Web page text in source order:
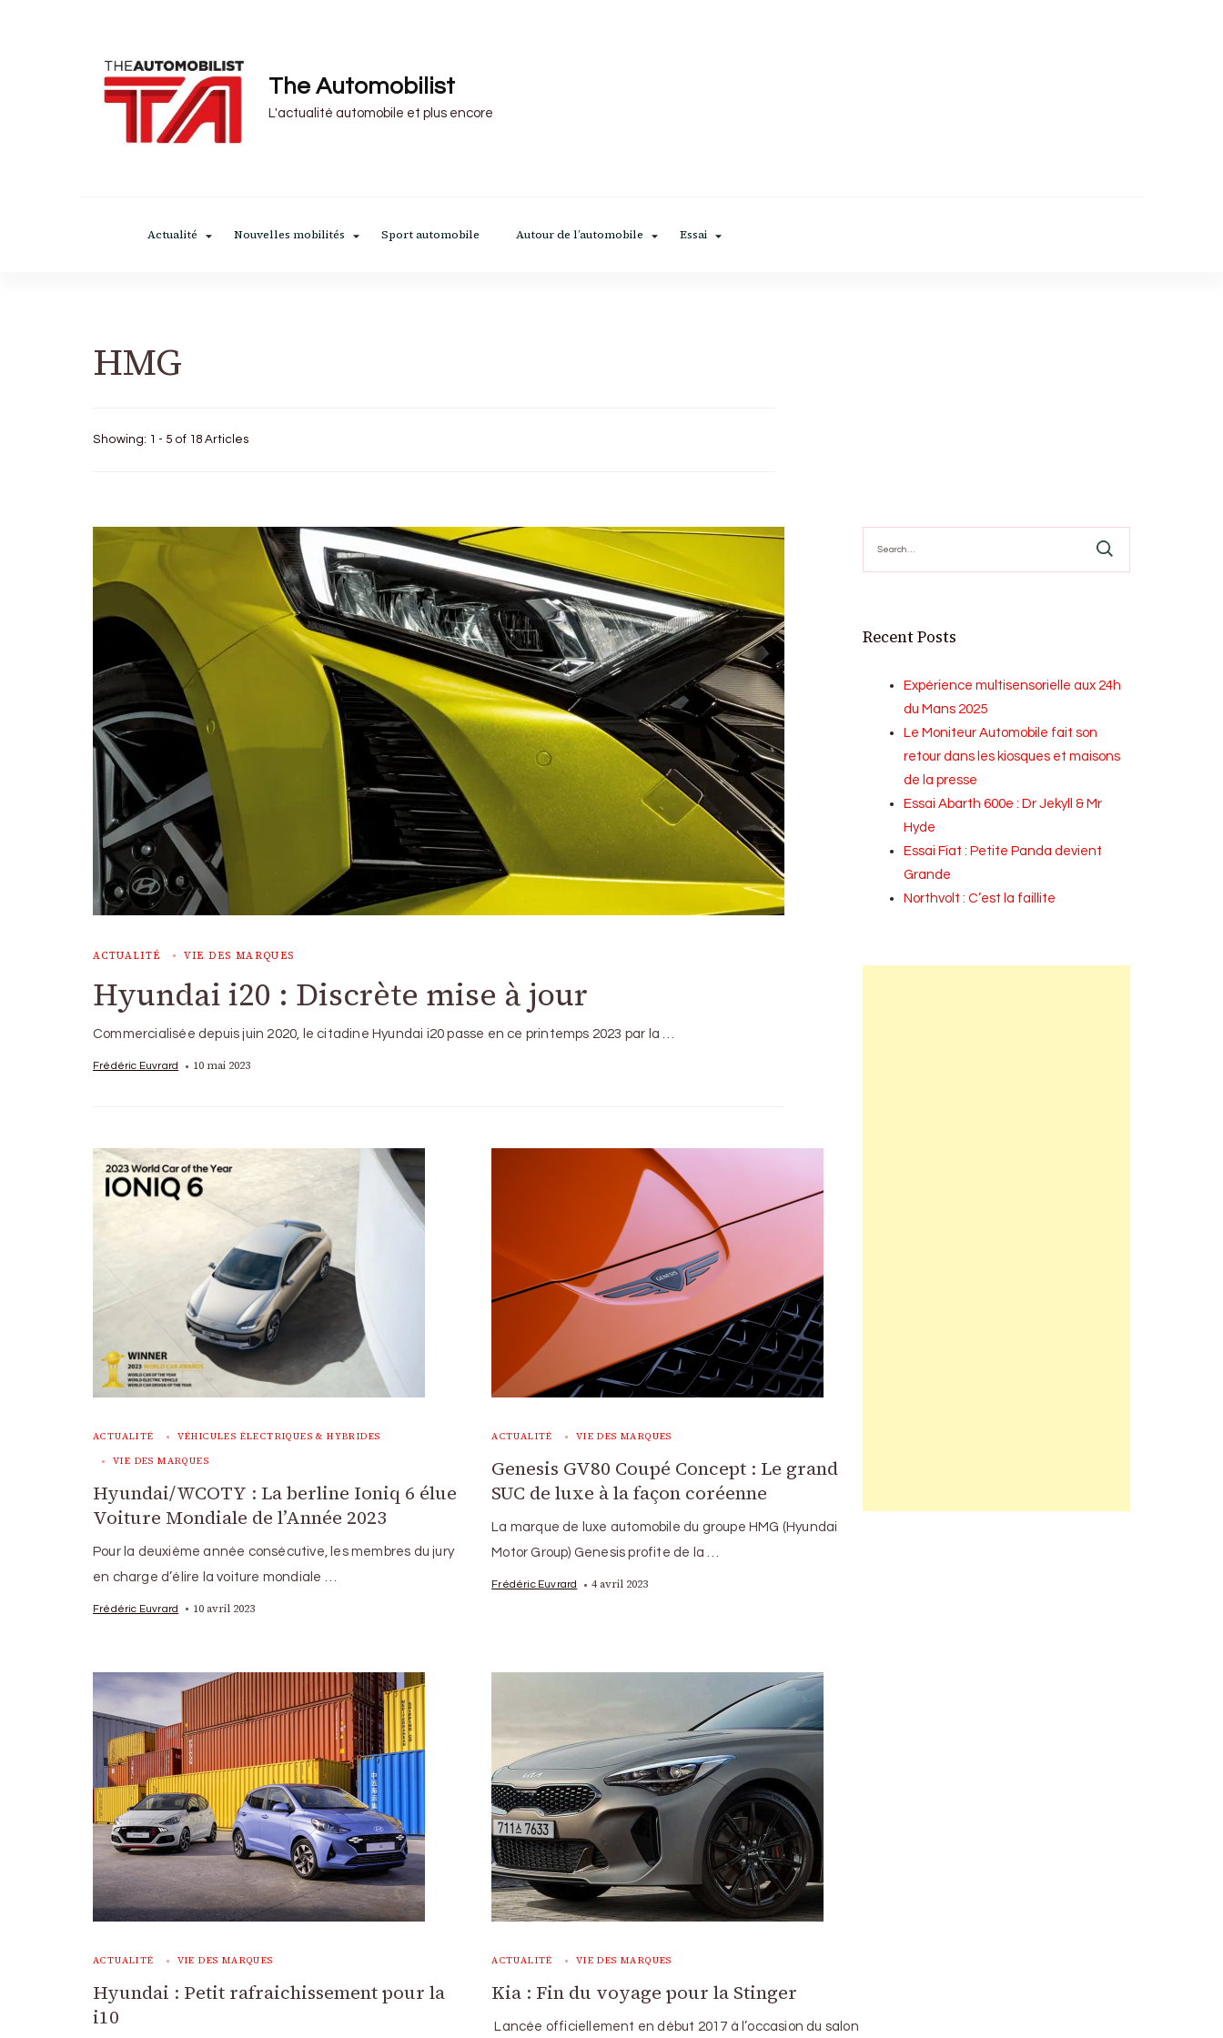
The Automobilist
L'actualité automobile et plus encore
Actualité Nouvelles mobilités Sport automobile Autour de l’automobile Essai
HMG
Showing: 1 - 5 of 18 Articles
ACTUALITÉ VIE DES MARQUES
Hyundai i20 : Discrète mise à jour
Commercialisée depuis juin 2020, le citadine Hyundai i20 passe en ce printemps 2023 par la …
Frédéric Euvrard 10 mai 2023
ACTUALITÉ VÉHICULES ÉLECTRIQUES & HYBRIDES
VIE DES MARQUES
Hyundai/WCOTY : La berline Ioniq 6 élue
Voiture Mondiale de l’Année 2023
Pour la deuxième année consécutive, les membres du jury
en charge d’élire la voiture mondiale …
Frédéric Euvrard 10 avril 2023
ACTUALITÉ VIE DES MARQUES
Genesis GV80 Coupé Concept : Le grand
SUC de luxe à la façon coréenne
La marque de luxe automobile du groupe HMG (Hyundai
Motor Group) Genesis profite de la …
Frédéric Euvrard 4 avril 2023
ACTUALITÉ VIE DES MARQUES
Hyundai : Petit rafraichissement pour la
i10
ACTUALITÉ VIE DES MARQUES
Kia : Fin du voyage pour la Stinger
Lancée officiellement en début 2017 à l’occasion du salon
for:
Recent Posts
Expérience multisensorielle aux 24h
du Mans 2025
Le Moniteur Automobile fait son
retour dans les kiosques et maisons
de la presse
Essai Abarth 600e : Dr Jekyll & Mr
Hyde
Essai Fiat : Petite Panda devient
Grande
Northvolt : C’est la faillite